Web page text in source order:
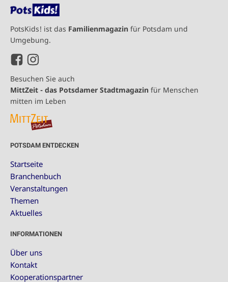
PotsKids! ist das Familienmagazin für Potsdam und
Umgebung.
Besuchen Sie auch
MittZeit - das Potsdamer Stadtmagazin für Menschen
mitten im Leben
POTSDAM ENTDECKEN
Startseite
Branchenbuch
Veranstaltungen
Themen
Aktuelles
INFORMATIONEN
Über uns
Kontakt
Kooperationspartner